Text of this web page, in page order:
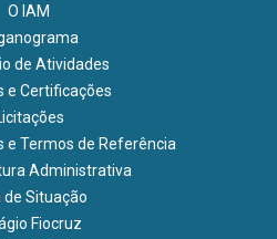
O IAM
de Atividades
e Certificações
e Termos de Referência
Administrativa
de Situação
Fiocruz